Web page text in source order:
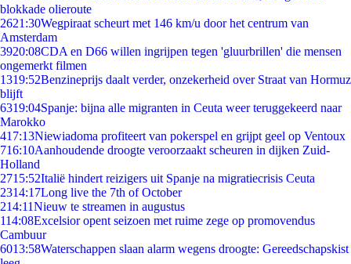
blokkade olieroute
2621:30Wegpiraat scheurt met 146 km/u door het centrum van
Amsterdam
3920:08CDA en D66 willen ingrijpen tegen 'gluurbrillen' die mensen
ongemerkt filmen
1319:52Benzineprijs daalt verder, onzekerheid over Straat van Hormuz
blijft
6319:04Spanje: bijna alle migranten in Ceuta weer teruggekeerd naar
Marokko
417:13Niewiadoma profiteert van pokerspel en grijpt geel op Ventoux
716:10Aanhoudende droogte veroorzaakt scheuren in dijken Zuid-
Holland
2715:52Italië hindert reizigers uit Spanje na migratiecrisis Ceuta
2314:17Long live the 7th of October
214:11Nieuw te streamen in augustus
114:08Excelsior opent seizoen met ruime zege op promovendus
Cambuur
6013:58Waterschappen slaan alarm wegens droogte: Gereedschapskist